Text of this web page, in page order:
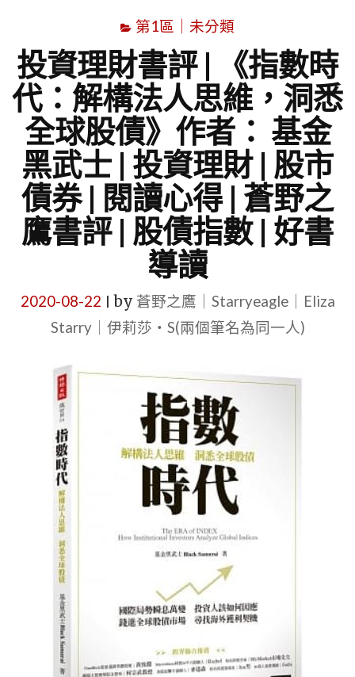
第1區｜未分類
投資理財書評 | 《指數時
代：解構法人思維，洞悉
全球股債》作者： 基金
黑武士 | 投資理財 | 股市
債券 | 閱讀心得 | 蒼野之
鷹書評 | 股債指數 | 好書
導讀
2020-08-22 by 蒼野之鷹｜Starryeagle｜Eliza
Starry｜伊莉莎・S(兩個筆名為同一人)